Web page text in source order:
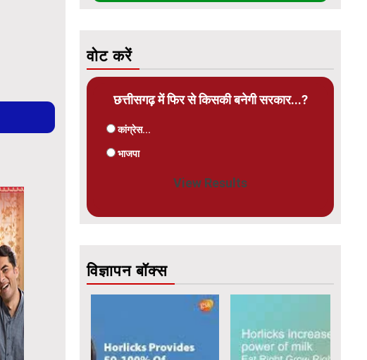
वोट करें
छत्तीसगढ़ में फिर से किसकी बनेगी सरकार...?
कांग्रेस...
भाजपा
View Results
विज्ञापन बॉक्स